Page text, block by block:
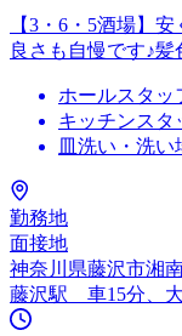
【3・6・5酒場】
良さも自慢です♪
ホールスタッ
キッチンスタ
皿洗い・洗い
勤務地
面接地
神奈川県藤沢市湘
藤沢駅 車15分、